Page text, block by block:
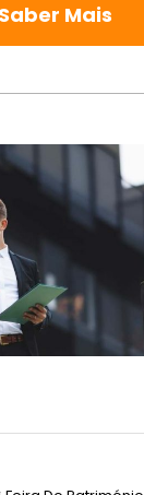
Saber Mais